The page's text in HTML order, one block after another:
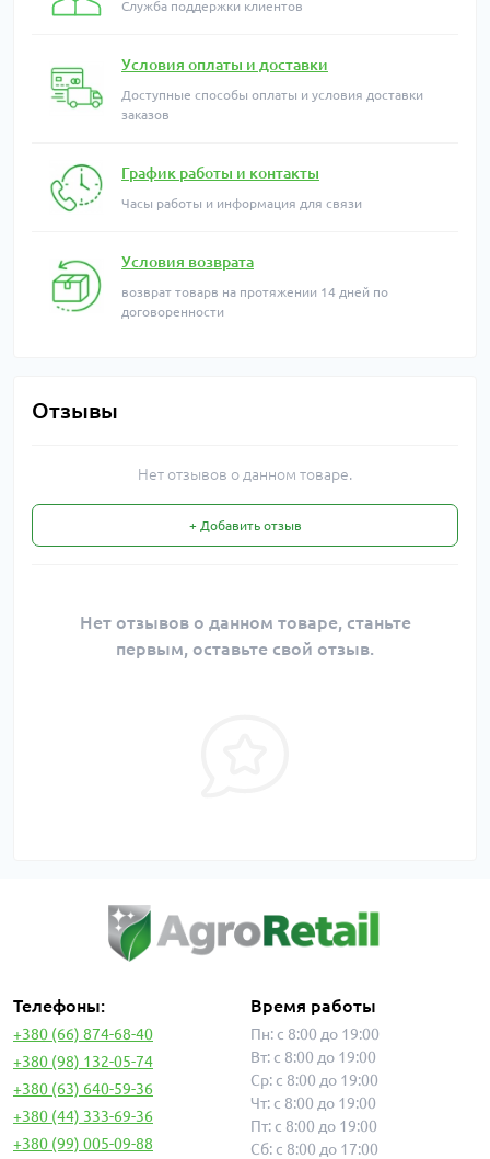
Служба поддержки клиентов
Условия оплаты и доставки
Доступные способы оплаты и условия доставки
заказов
График работы и контакты
Часы работы и информация для связи
Условия возврата
возврат товарв на протяжении 14 дней по
договоренности
Отзывы
Нет отзывов о данном товаре.
+ Добавить отзыв
Нет отзывов о данном товаре, станьте
первым, оставьте свой отзыв.
Телефоны:
+380 (66) 874-68-40
+380 (98) 132-05-74
+380 (63) 640-59-36
+380 (44) 333-69-36
+380 (99) 005-09-88
Время работы
Пн: с 8:00 до 19:00
Вт: с 8:00 до 19:00
Ср: с 8:00 до 19:00
Чт: с 8:00 до 19:00
Пт: с 8:00 до 19:00
Сб: с 8:00 до 17:00